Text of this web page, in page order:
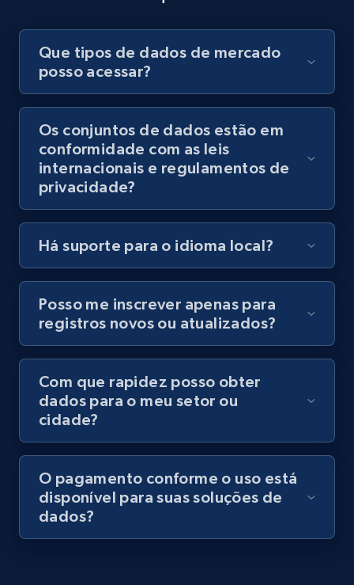
Compre agora
Compre agora
Que tipos de dados de mercado
posso acessar?
Os conjuntos de dados estão em
conformidade com as leis
internacionais e regulamentos de
privacidade?
Há suporte para o idioma local?
Posso me inscrever apenas para
registros novos ou atualizados?
Com que rapidez posso obter
dados para o meu setor ou
cidade?
O pagamento conforme o uso está
disponível para suas soluções de
dados?